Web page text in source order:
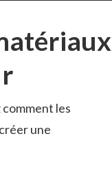
les
une